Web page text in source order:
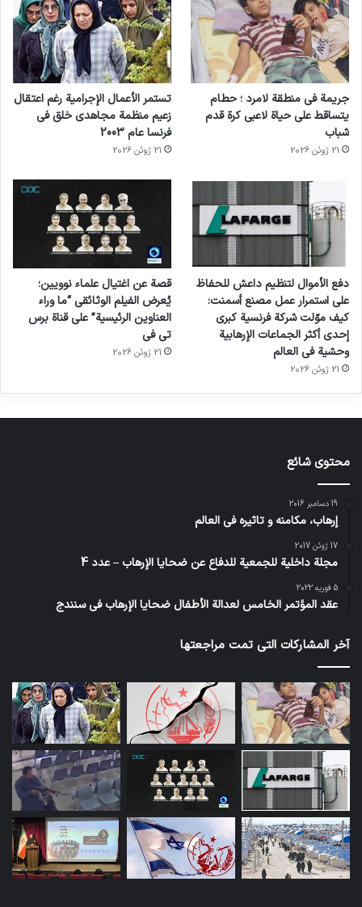
جريمة في منطقة لامرد ؛ حطام
يتساقط على حياة لاعبي كرة قدم
شباب
21 ژوئن 2026
تستمر الأعمال الإجرامية رغم اعتقال
زعيم منظمة مجاهدي خلق في
فرنسا عام 2003
21 ژوئن 2026
دفع الأموال لتنظيم داعش للحفاظ
على استمرار عمل مصنع أسمنت:
كيف موّلت شركة فرنسية كبرى
إحدى أكثر الجماعات الإرهابية
وحشية في العالم
21 ژوئن 2026
قصة عن اغتيال علماء نوويين؛
يُعرض الفيلم الوثائقي “ما وراء
العناوين الرئيسية” على قناة برس
تي في
21 ژوئن 2026
محتوى شائع
19 دسامبر 2016
إرهاب، مكامنه و تاثيره في العالم
17 ژوئن 2017
مجلة داخلية للجمعية للدفاع عن ضحايا الإرهاب – عدد 4
5 فوریه 2022
عقد المؤتمر الخامس لعدالة الأطفال ضحايا الإرهاب في سنندج
آخر المشاركات التي تمت مراجعتها